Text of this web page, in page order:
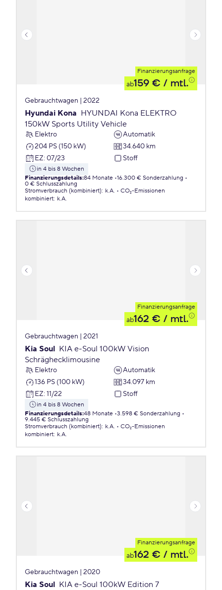
Finanzierungsanfrage
ab159 € / mtl.
Gebrauchtwagen | 2022
Hyundai Kona HYUNDAI Kona ELEKTRO
150kW Sports Utility Vehicle
Elektro
Automatik
204 PS (150 kW)
34.640 km
EZ: 07/23 Stoff
in 4 bis 8 Wochen
Finanzierungsdetails:84 Monate 16.300 € Sonderzahlung
0 € Schlusszahlung
Stromverbrauch (kombiniert): k.A.
CO₂-Emissionen
kombiniert: k.A.
Finanzierungsanfrage
ab162 € / mtl.
Gebrauchtwagen | 2021
Kia Soul KIA e-Soul 100kW Vision
Schräghecklimousine
Elektro
Automatik
136 PS (100 kW)
34.097 km
EZ: 11/22 Stoff
in 4 bis 8 Wochen
Finanzierungsdetails:48 Monate 3.598 € Sonderzahlung
9.445 € Schlusszahlung
Stromverbrauch (kombiniert): k.A.
CO₂-Emissionen
kombiniert: k.A.
Finanzierungsanfrage
ab162 € / mtl.
Gebrauchtwagen | 2020
Kia Soul KIA e-Soul 100kW Edition 7